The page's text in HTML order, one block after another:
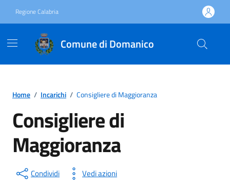
Regione Calabria
Comune di Domanico
Home / Incarichi / Consigliere di Maggioranza
Consigliere di
Maggioranza
Condividi Vedi azioni